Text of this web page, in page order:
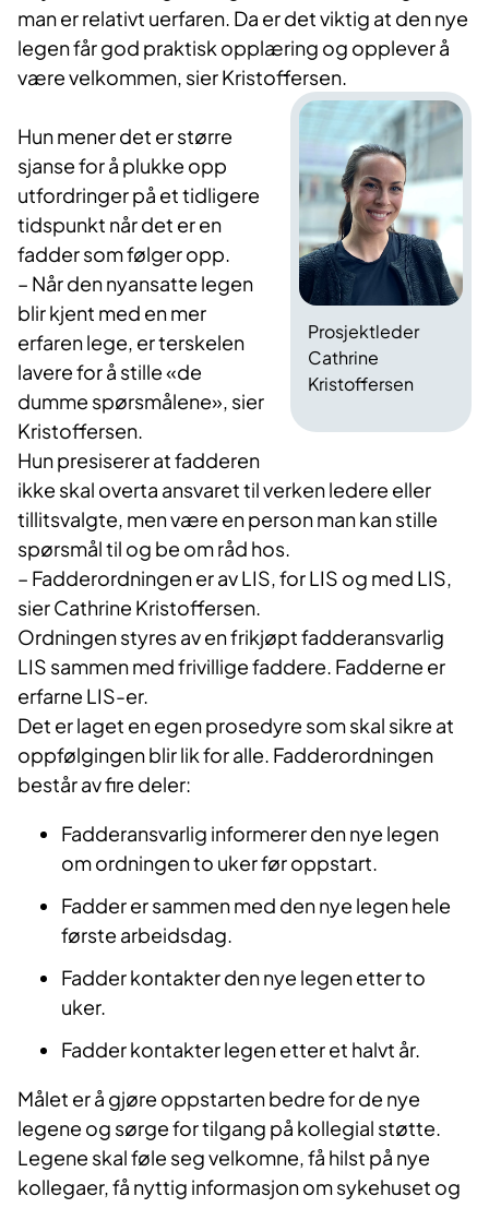
man er relativt uerfaren. Da er det viktig at den nye
legen får god praktisk opplæring og opplever å
være velkommen, sier Kristoffersen.
Prosjektleder
Cathrine
Kristoffersen
Hun mener det er større
sjanse for å plukke opp
utfordringer på et tidligere
tidspunkt når det er en
fadder som følger opp.
– Når den nyansatte legen
blir kjent med en mer
erfaren lege, er terskelen
lavere for å stille «de
dumme spørsmålene», sier
Kristoffersen.
Hun presiserer at fadderen
ikke skal overta ansvaret til verken ledere eller
tillitsvalgte, men være en person man kan stille
spørsmål til og be om råd hos.
– Fadderordningen er av LIS, for LIS og med LIS,
sier Cathrine Kristoffersen.
Ordningen styres av en frikjøpt fadderansvarlig
LIS sammen med frivillige faddere. Fadderne er
erfarne LIS-er.
Det er laget en egen prosedyre som skal sikre at
oppfølgingen blir lik for alle. Fadderordningen
består av fire deler:
Fadderansvarlig informerer den nye legen
om ordningen to uker før oppstart.
Fadder er sammen med den nye legen hele
første arbeidsdag.
Fadder kontakter den nye legen etter to
uker.
Fadder kontakter legen etter et halvt år.
Målet er å gjøre oppstarten bedre for de nye
legene og sørge for tilgang på kollegial støtte.
Legene skal føle seg velkomne, få hilst på nye
kollegaer, få nyttig informasjon om sykehuset og